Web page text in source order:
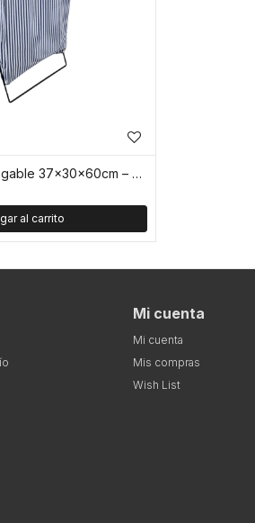
Cesto de ropa plegable 37x30x60cm – Bambú y tela rayas - Azul
Mi cuenta
Mi cuenta
Mis compras
Wish List